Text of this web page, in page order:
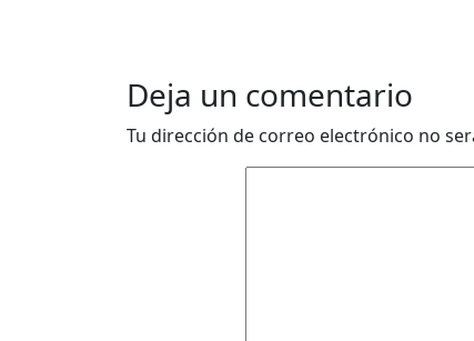
Deja un comentario
Tu dirección de correo electrónico no